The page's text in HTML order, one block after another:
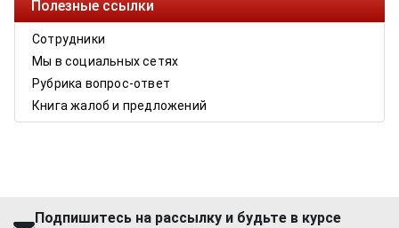
Полезные ссылки
Сотрудники
Мы в социальных сетях
Рубрика вопрос-ответ
Книга жалоб и предложений
Подпишитесь на рассылку и будьте в курсе